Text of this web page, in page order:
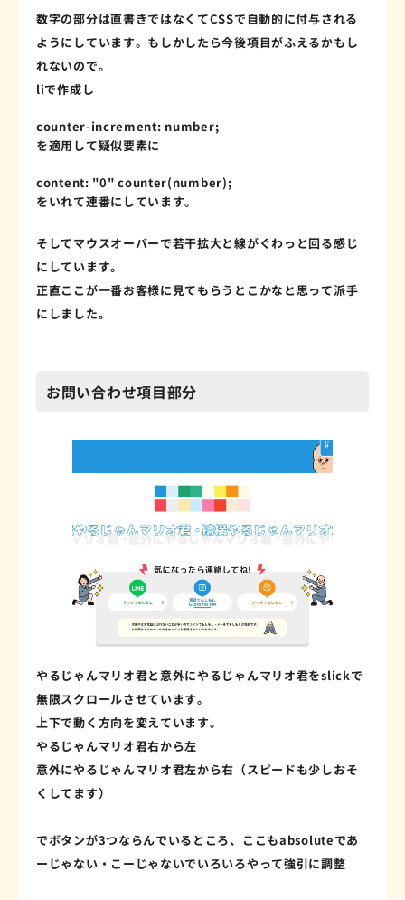
数字の部分は直書きではなくてCSSで自動的に付与される
ようにしています。もしかしたら今後項目がふえるかもし
れないので。
liで作成し
counter-increment: number;
を適用して疑似要素に
content: "0" counter(number);
をいれて連番にしています。
そしてマウスオーバーで若干拡大と線がぐわっと回る感じ
にしています。
正直ここが一番お客様に見てもらうとこかなと思って派手
にしました。
お問い合わせ項目部分
やるじゃんマリオ君と意外にやるじゃんマリオ君をslickで
無限スクロールさせています。
上下で動く方向を変えています。
やるじゃんマリオ君右から左
意外にやるじゃんマリオ君左から右（スピードも少しおそ
くしてます）
でボタンが3つならんでいるところ、ここもabsoluteであ
ーじゃない・こーじゃないでいろいろやって強引に調整